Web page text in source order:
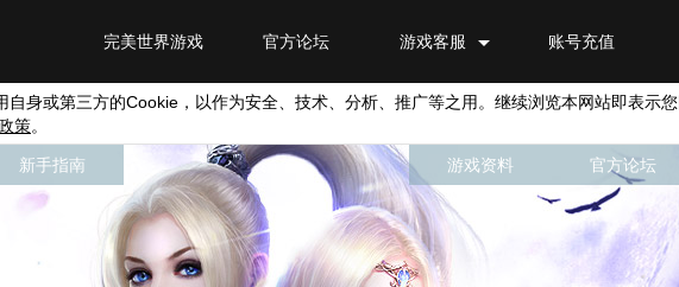
账号充值
游戏客服
官方论坛
完美世界游戏
自身或第三方的Cookie ，以作为安全、技术、分析、推广等之用。继续浏览本网站即表示
策。
新手指南 游戏资料 官方论坛